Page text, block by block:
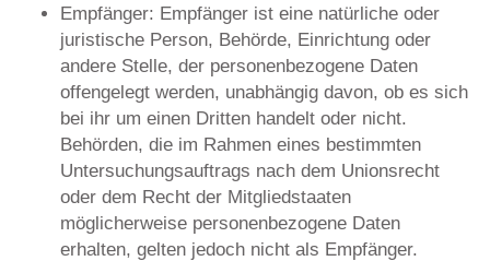
Empfänger: Empfänger ist eine natürliche oder
juristische Person, Behörde, Einrichtung oder
andere Stelle, der personenbezogene Daten
offengelegt werden, unabhängig davon, ob es sich
bei ihr um einen Dritten handelt oder nicht.
Behörden, die im Rahmen eines bestimmten
Untersuchungsauftrags nach dem Unionsrecht
oder dem Recht der Mitgliedstaaten
möglicherweise personenbezogene Daten
erhalten, gelten jedoch nicht als Empfänger.